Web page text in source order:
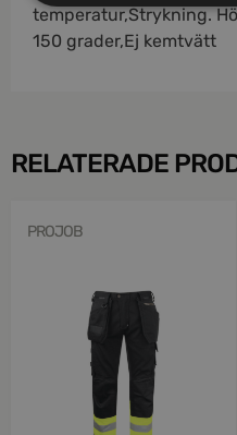
temperatur,Strykning.
150 grader,Ej kemtvätt
RELATERADE
PROJOB